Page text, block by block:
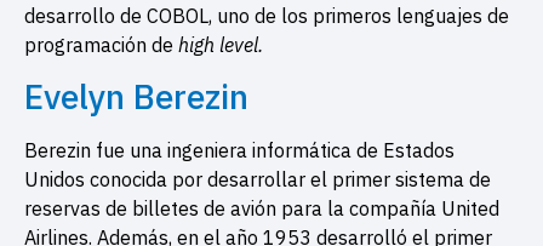
desarrollo de COBOL, uno de los primeros lenguajes de
programación de high level.
Evelyn Berezin
Berezin fue una ingeniera informática de Estados
Unidos conocida por desarrollar el primer sistema de
reservas de billetes de avión para la compañía United
Airlines. Además, en el año 1953 desarrolló el primer